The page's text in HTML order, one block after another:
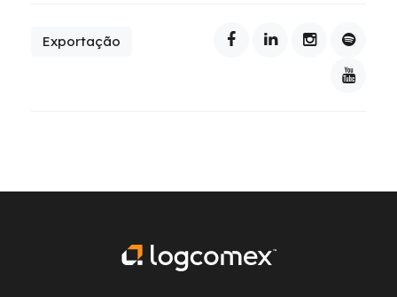
Exportação